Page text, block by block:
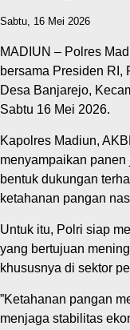
Sabtu, 16 Mei 2026
MADIUN – Polres
bersama Presiden RI,
Desa Banjarejo,
Sabtu 16 Mei 2026.
Kapolres Madiun,
menyampaikan
bentuk dukungan
ketahanan pangan
‎Untuk itu, Polri siap
yang bertujuan
khususnya di sektor
‎”Ketahanan pangan
menjaga stabilitas